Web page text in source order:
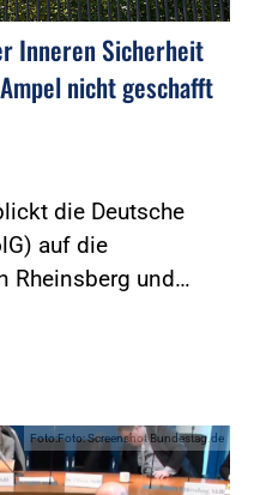
Inneren Sicherheit
nicht geschafft
die Deutsche
auf die
Rheinsberg und…
Foto:Foto: Screenshot Bundestag.de